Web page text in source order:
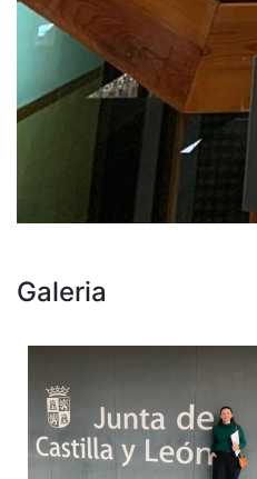
Galeria